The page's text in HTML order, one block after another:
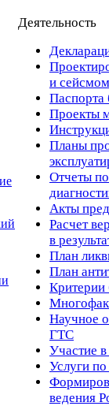
Деятельность
и
Паспорта
Проекты
Планы
Отчеты по
Акты
Расчет
в
План
План
Критерии
Научное
ГТС
Участие
Услуги
ведения